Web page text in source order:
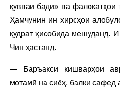
қувваи бадӣ» ва фалокатҳои
Ҳамчунин ин хирсҳои
қудрат ҳисобида мешуданд.
Чин ҳастанд.
— Баръакси кишварҳои
мотамӣ на сиёҳ, балки сафед